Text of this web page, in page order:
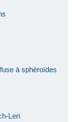
à sphéroïdes
Leri